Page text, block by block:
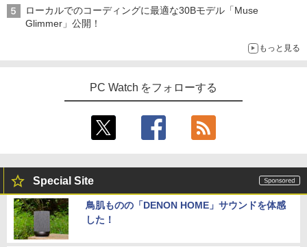
元！】ゲーミングモニター 27インチモニ
RGB 低ブルーライトフリッカーフリーFr
eeSync & G-Sync対応高輝度400cd/m²
5
IOデータ ゲーミングモニター(ゲーミン
グスタンド) GigaCrysta KH-GD243UDB
￥792
￥792
ローカルでのコーディングに最適な30Bモデル「Muse
Glimmer」公開！
もっと見る
PC Watch をフォローする
Special Site
鳥肌ものの「DENON HOME」サウンドを体感
した！